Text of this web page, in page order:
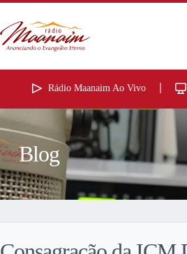
Rádio Maanaim Ao Vivo
Blog